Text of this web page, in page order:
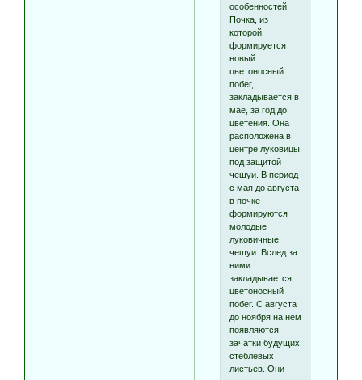
особенностей.
Почка, из
которой
формируется
новый
цветоносный
побег,
закладывается в
мае, за год до
цветения. Она
расположена в
центре луковицы,
под защитой
чешуи. В период
с мая до августа
в почке
формируются
молодые
луковичные
чешуи. Вслед за
ними
закладывается
цветоносный
побег. С августа
до ноября на нем
появляются
зачатки будущих
стеблевых
листьев. Они